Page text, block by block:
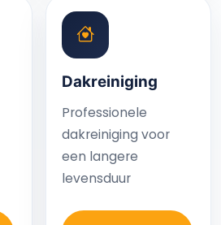
Dakreiniging
Professionele
dakreiniging voor
een langere
levensduur